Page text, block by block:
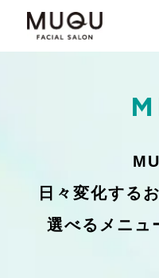
日々変化する
選べるメニュ